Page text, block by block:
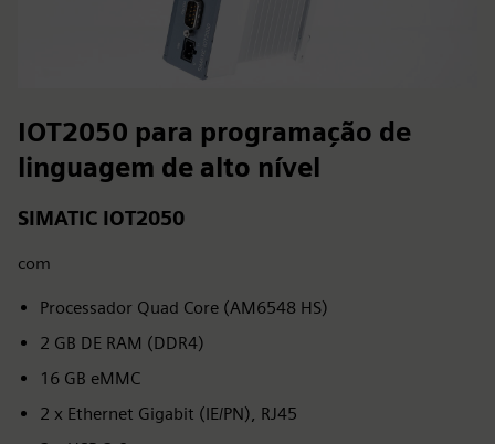
IOT2050 para programação de
linguagem de alto nível
SIMATIC IOT2050
com
Processador Quad Core (AM6548 HS)
2 GB DE RAM (DDR4)
16 GB eMMC
2 x Ethernet Gigabit (IE/PN), RJ45